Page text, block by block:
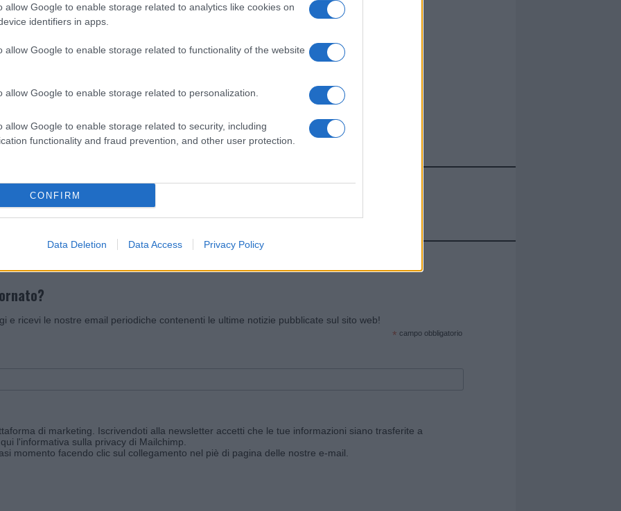
allow Google to enable storage related to analytics like cookies on
identifiers in apps.
allow Google to enable storage related to functionality of the website
allow Google to enable storage related to personalization.
allow Google to enable storage related to security, including
functionality and fraud prevention, and other user protection.
CONFIRM
Data Deletion Data Access Privacy Policy
Invia un Comunicato Stampa
e ricevi le nostre email periodiche contenenti le ultime notizie pubblicate sul sito web!
* campo obbligatorio
di marketing. Iscrivendoti alla newsletter accetti che le tue informazioni siano trasferite a
l'informativa sulla privacy di Mailchimp
momento facendo clic sul collegamento nel piè di pagina delle nostre e-mail.